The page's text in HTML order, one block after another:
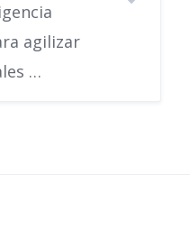
agilizar
…